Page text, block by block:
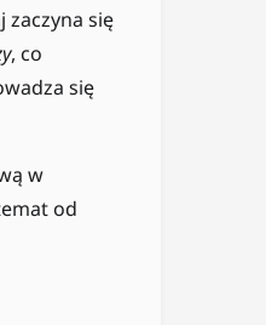
się
, co
się
w
od